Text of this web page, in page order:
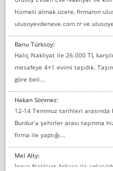
hizmeti almak üzere, firmanın
ulusoyevdeneve.com.tr ve
Banu Türksoy:
Haliç Nakliyat ile 26.000 TL
mesafeye 4+1 evimi taşıdık.
göre beli...
Hakan Sönmez:
12-14 Temmuz tarihleri arasında
Burdur’a şehirler arası taşınma
firma ile yaptığı...
Mel Alty:
İnova Nakliyat Ankara ile